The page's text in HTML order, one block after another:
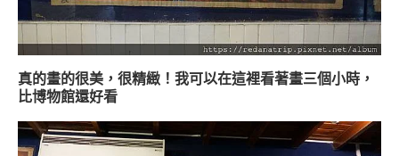
真的畫的很美，很精緻！我可以在這裡看著畫三個小時，
比博物館還好看